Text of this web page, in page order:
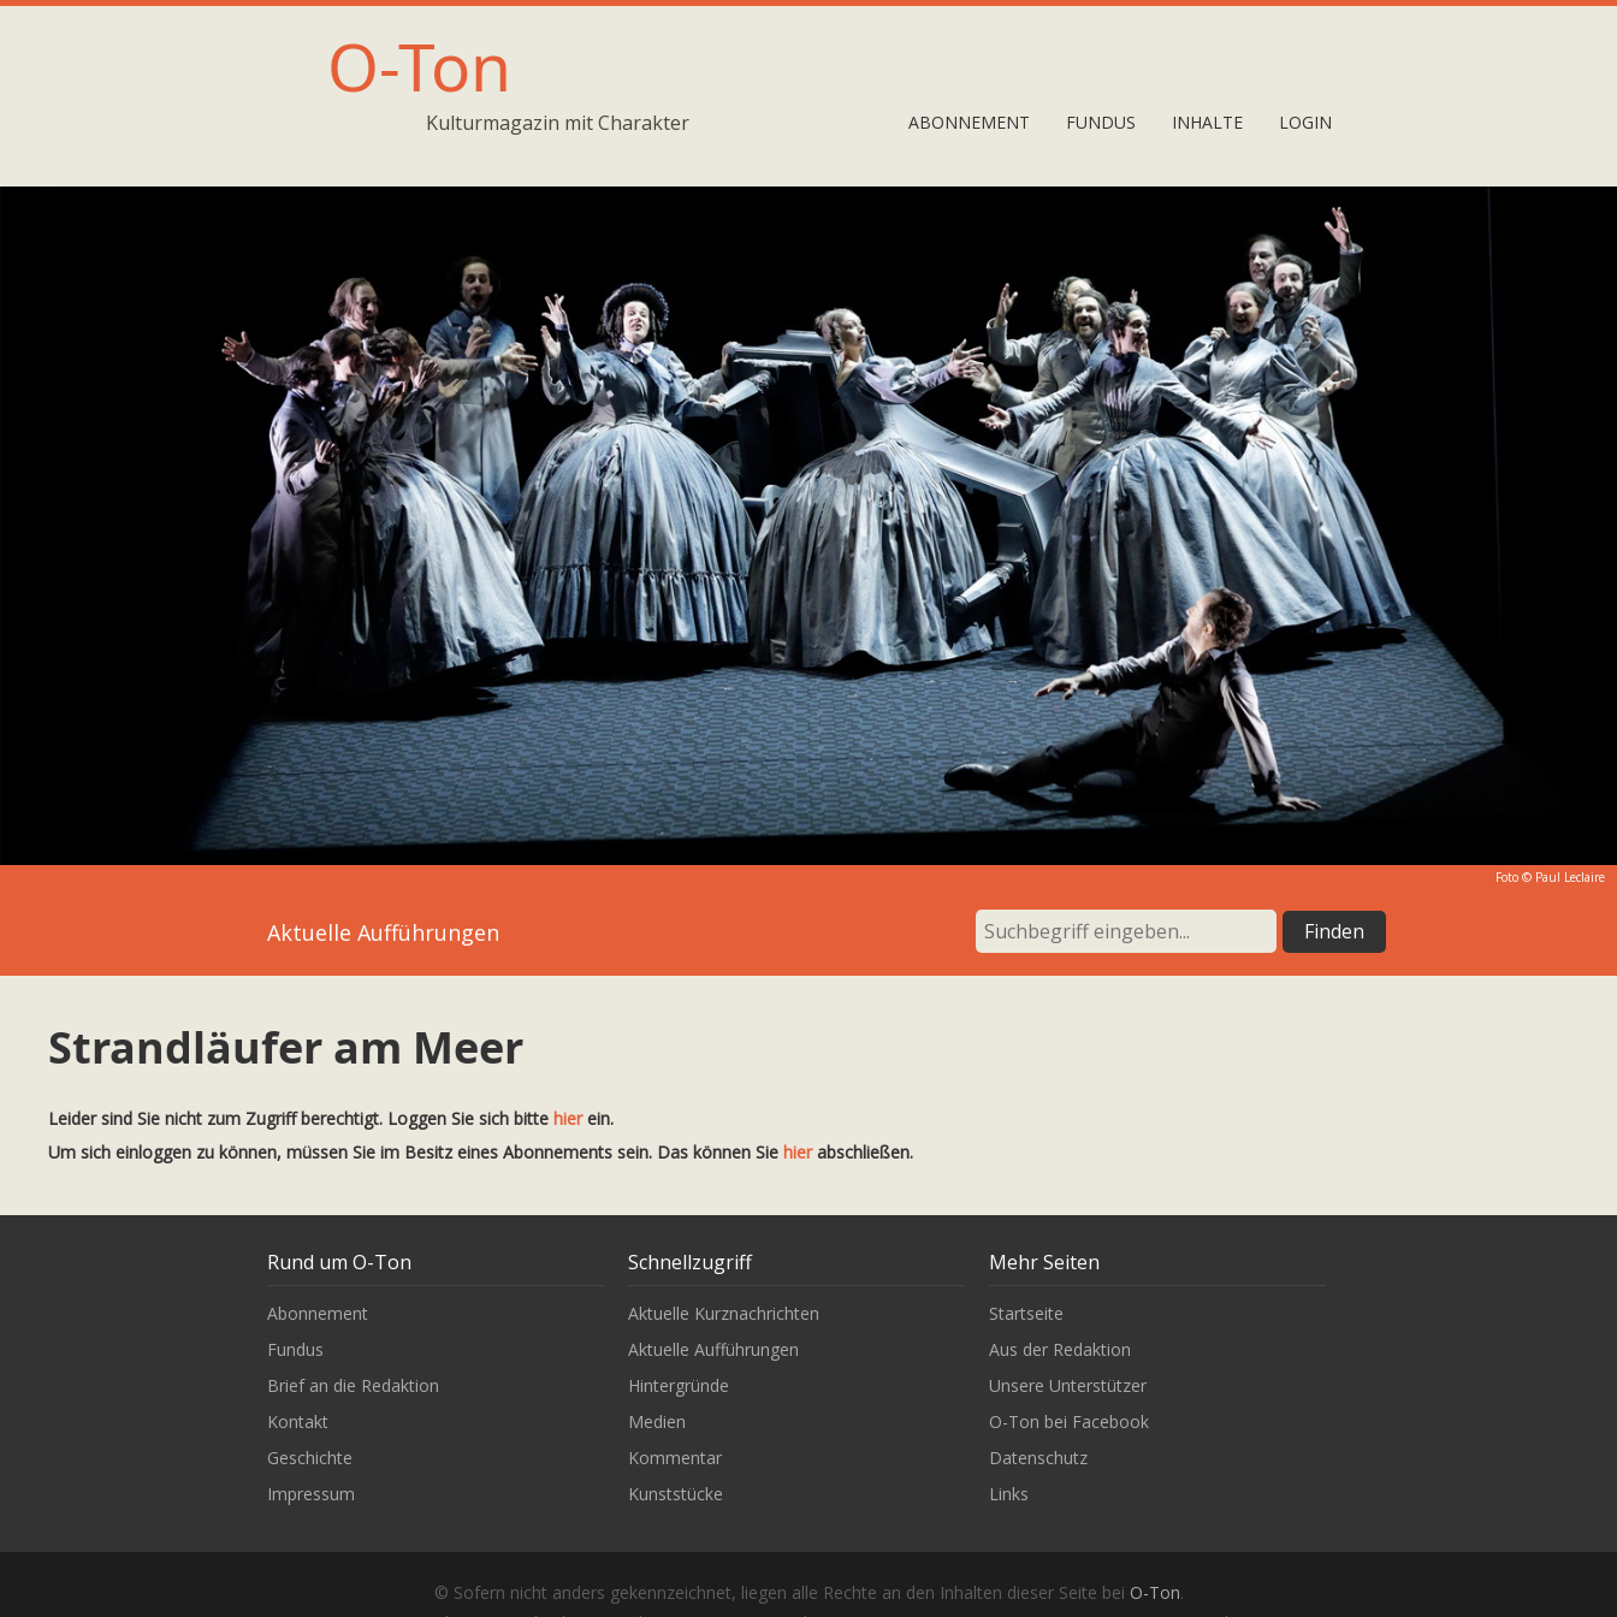
O-Ton
Kulturmagazin mit Charakter ABONNEMENT FUNDUS INHALTE LOGIN
Foto © Paul Leclaire
Aktuelle Aufführungen
Strandläufer am Meer
Leider sind Sie nicht zum Zugriff berechtigt. Loggen Sie sich bitte hierein.
Um sich einloggen zu können, müssen Sie im Besitz eines Abonnements sein. Das können Sie hierabschließen.
© Sofern nicht anders gekennzeichnet, liegen alle Rechte an den Inhalten dieser Seite bei O-Ton.
Rund um O-Ton
Abonnement
Fundus
Brief an die Redaktion
Kontakt
Geschichte
Impressum
Schnellzugriff
Aktuelle Kurznachrichten
Aktuelle Aufführungen
Hintergründe
Medien
Kommentar
Kunststücke
Mehr Seiten
Startseite
Aus der Redaktion
Unsere Unterstützer
O-Ton bei Facebook
Datenschutz
Links